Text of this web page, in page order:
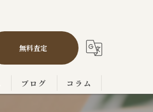
無料査定
ブログ コラム